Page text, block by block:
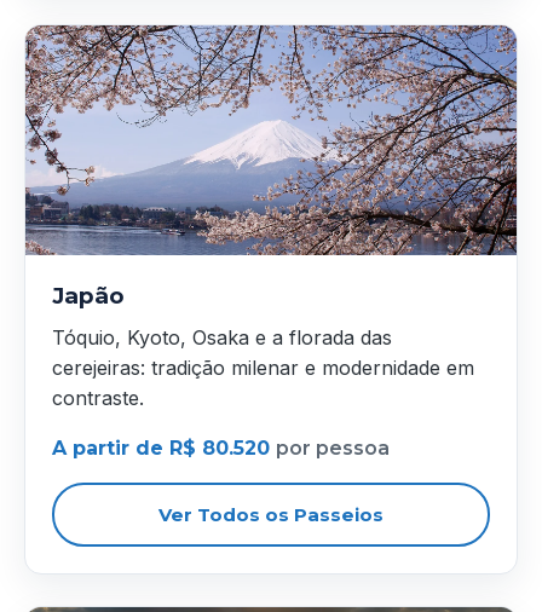
Japão
Tóquio, Kyoto, Osaka e a florada das
cerejeiras: tradição milenar e modernidade em
contraste.
A partir de R$ 80.520 por pessoa
Ver Todos os Passeios